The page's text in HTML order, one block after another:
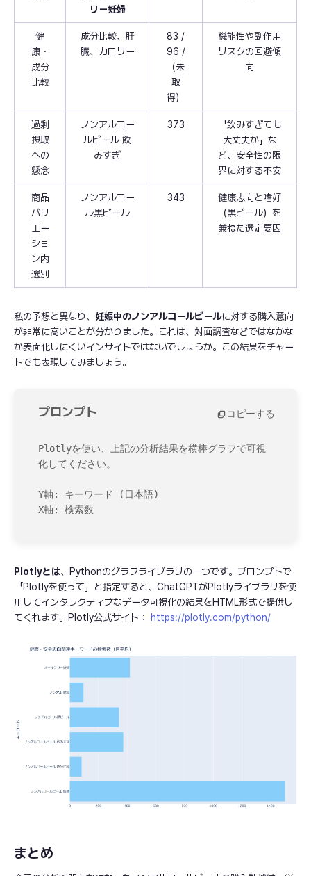
リー妊婦
健
康・
成分
比較
成分比較、肝
臓、カロリー
83 /
96 /
（未
取
得）
機能性や副作用
リスクの回避傾
向
過剰
摂取
への
懸念
ノンアルコー
ルビール 飲
みすぎ
373
「飲みすぎても
大丈夫か」な
ど、安全性の限
界に対する不安
商品
バリ
エー
ショ
ン内
選別
ノンアルコー
ル黒ビール
343
健康志向と嗜好
（黒ビール）を
兼ねた選定要因
私の予想と異なり、 妊娠中のノンアルコールビールに対する購入意向
が非常に高いことが分かりました。これは、対面調査などではなかな
か表面化しにくいインサイトではないでしょうか。この結果をチャー
トでも表現してみましょう。
プロンプト コピーする
Plotlyを使い、上記の分析結果を横棒グラフで可視
化してください。
Y軸: キーワード (日本語)
X軸: 検索数
Plotlyとは、Pythonのグラフライブラリの一つです。プロンプトで
「Plotlyを使って」と指定すると、ChatGPTがPlotlyライブラリを使
用してインタラクティブなデータ可視化の結果をHTML形式で提供し
てくれます。Plotly公式サイト：
https://plotly.com/python/
まとめ